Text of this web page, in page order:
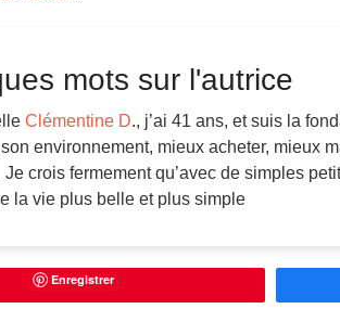
mots sur l'autrice
Clémentine D., j’ai 41 ans, et suis la
environnement, mieux acheter, mieux
crois fermement qu’avec de simples
la vie plus belle et plus simple
Enregistrer